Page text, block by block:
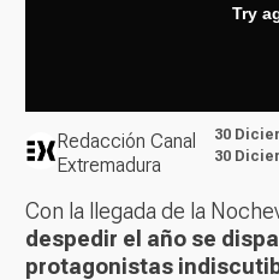
Redacción Canal
Extremadura
30
30
Con la llegada de la
despedir el año se
protagonistas